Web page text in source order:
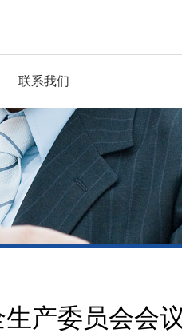
联系我们
产委员会会